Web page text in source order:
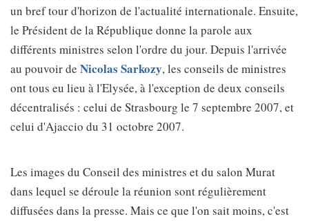
un bref tour d'horizon de l'actualité internationale. Ensuite,
le Président de la République donne la parole aux
différents ministres selon l'ordre du jour. Depuis l'arrivée
au pouvoir de Nicolas Sarkozy, les conseils de ministres
ont tous eu lieu à l'Elysée, à l'exception de deux conseils
décentralisés : celui de Strasbourg le 7 septembre 2007, et
celui d'Ajaccio du 31 octobre 2007.
Les images du Conseil des ministres et du salon Murat
dans lequel se déroule la réunion sont régulièrement
diffusées dans la presse. Mais ce que l'on sait moins, c'est